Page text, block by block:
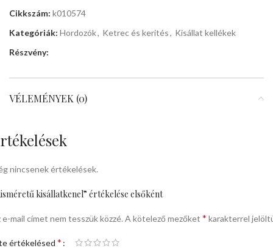
Cikkszám: k010574
Kategóriák: Hordozók, Ketrec és kerités, Kisállat kellékek
Részvény:
VÉLEMÉNYEK (0)
nincsenek értékelések.
kisállatkenel” értékelése elsőként
e-mail címet nem tesszük közzé. A kötelező mezőket * karakterrel
értékelésed *